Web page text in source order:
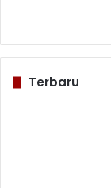
Terbaru